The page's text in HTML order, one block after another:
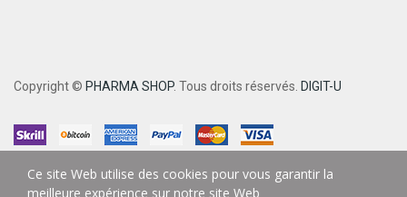
Copyright © PHARMA SHOP. Tous droits réservés. DIGIT-U
Ce site Web utilise des cookies pour vous garantir la
meilleure expérience sur notre site Web